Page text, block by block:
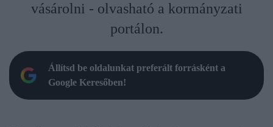
vásárolni - olvasható a kormányzati
portálon.
Állítsd be oldalunkat preferált forrásként a
Google Keresőben!